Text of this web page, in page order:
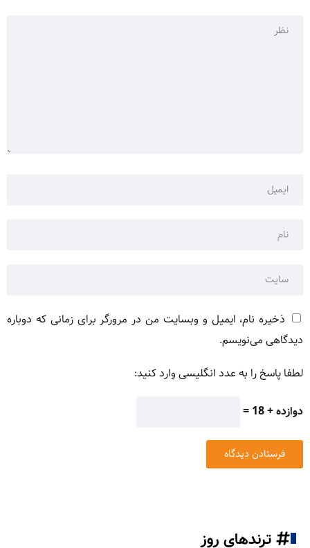
ذخیره نام، ایمیل و وبسایت من در مرورگر برای زمانی که دوباره
دیدگاهی می‌نویسم.
لطفا پاسخ را به عدد انگلیسی وارد کنید:
دوازده + 18 =
ترندهای روز